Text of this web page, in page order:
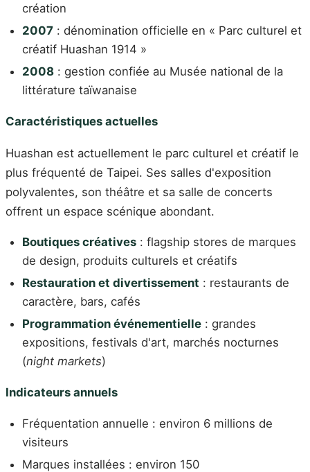
création
2007 : dénomination officielle en « Parc culturel et
créatif Huashan 1914 »
2008 : gestion confiée au Musée national de la
littérature taïwanaise
Caractéristiques actuelles
Huashan est actuellement le parc culturel et créatif le
plus fréquenté de Taipei. Ses salles d'exposition
polyvalentes, son théâtre et sa salle de concerts
offrent un espace scénique abondant.
Boutiques créatives : flagship stores de marques
de design, produits culturels et créatifs
Restauration et divertissement : restaurants de
caractère, bars, cafés
Programmation événementielle : grandes
expositions, festivals d'art, marchés nocturnes
(night markets)
Indicateurs annuels
Fréquentation annuelle : environ 6 millions de
visiteurs
Marques installées : environ 150